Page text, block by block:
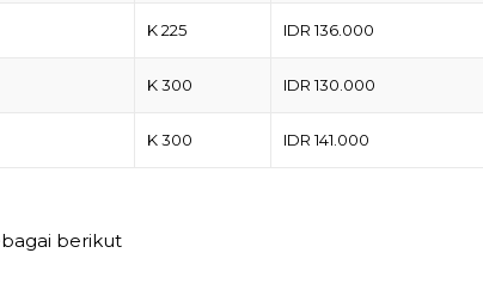
K 225 IDR 136.000
K 300 IDR 130.000
K 300 IDR 141.000
berikut